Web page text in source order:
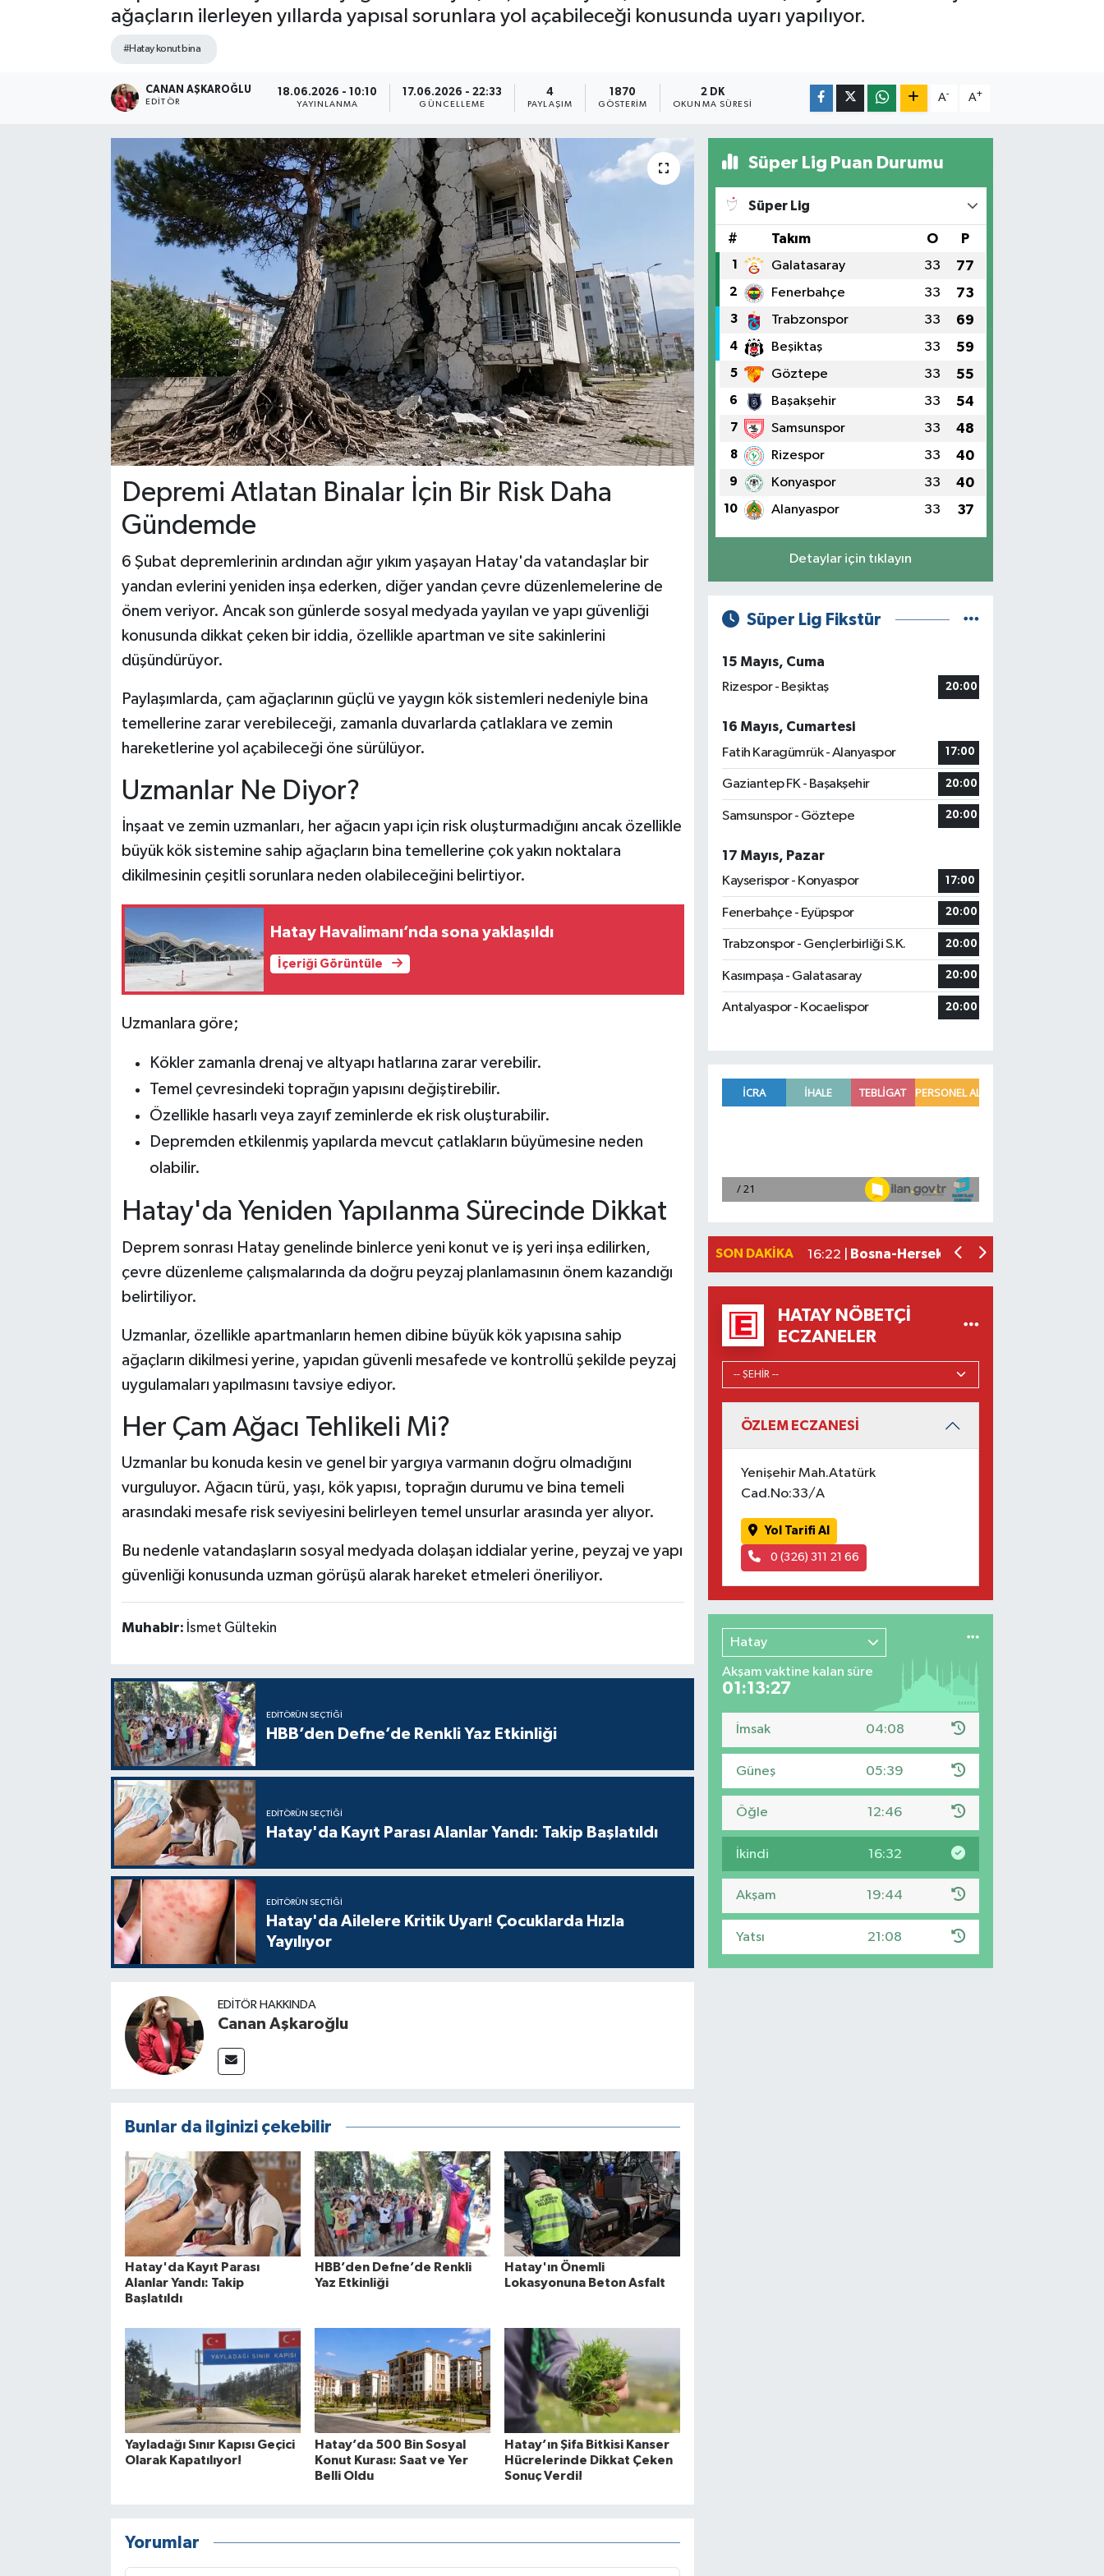
ağaçların ilerleyen yıllarda yapısal sorunlara yol açabileceği konusunda uyarı yapılıyor.
#Hatay konut bina
CANAN AŞKAROĞLU
EDITÖR
18.06.2026 - 10:10
YAYINLANMA
17.06.2026 - 22:33
GÜNCELLEME
4
PAYLAŞIM
1870
GÖSTERIM
2 DK
OKUNMA SÜRESI
A- A+
Depremi Atlatan Binalar İçin Bir Risk Daha
Gündemde
6 Şubat depremlerinin ardından ağır yıkım yaşayan Hatay'da vatandaşlar bir
yandan evlerini yeniden inşa ederken, diğer yandan çevre düzenlemelerine de
önem veriyor. Ancak son günlerde sosyal medyada yayılan ve yapı güvenliği
konusunda dikkat çeken bir iddia, özellikle apartman ve site sakinlerini
düşündürüyor.
Paylaşımlarda, çam ağaçlarının güçlü ve yaygın kök sistemleri nedeniyle bina
temellerine zarar verebileceği, zamanla duvarlarda çatlaklara ve zemin
hareketlerine yol açabileceği öne sürülüyor.
Uzmanlar Ne Diyor?
İnşaat ve zemin uzmanları, her ağacın yapı için risk oluşturmadığını ancak özellikle
büyük kök sistemine sahip ağaçların bina temellerine çok yakın noktalara
dikilmesinin çeşitli sorunlara neden olabileceğini belirtiyor.
Hatay Havalimanı’nda sona yaklaşıldı
İçeriği Görüntüle
Uzmanlara göre;
Kökler zamanla drenaj ve altyapı hatlarına zarar verebilir.
Temel çevresindeki toprağın yapısını değiştirebilir.
Özellikle hasarlı veya zayıf zeminlerde ek risk oluşturabilir.
Depremden etkilenmiş yapılarda mevcut çatlakların büyümesine neden
olabilir.
Hatay'da Yeniden Yapılanma Sürecinde Dikkat
Deprem sonrası Hatay genelinde binlerce yeni konut ve iş yeri inşa edilirken,
çevre düzenleme çalışmalarında da doğru peyzaj planlamasının önem kazandığı
belirtiliyor.
Uzmanlar, özellikle apartmanların hemen dibine büyük kök yapısına sahip
ağaçların dikilmesi yerine, yapıdan güvenli mesafede ve kontrollü şekilde peyzaj
uygulamaları yapılmasını tavsiye ediyor.
Her Çam Ağacı Tehlikeli Mi?
Uzmanlar bu konuda kesin ve genel bir yargıya varmanın doğru olmadığını
vurguluyor. Ağacın türü, yaşı, kök yapısı, toprağın durumu ve bina temeli
arasındaki mesafe risk seviyesini belirleyen temel unsurlar arasında yer alıyor.
Bu nedenle vatandaşların sosyal medyada dolaşan iddialar yerine, peyzaj ve yapı
güvenliği konusunda uzman görüşü alarak hareket etmeleri öneriliyor.
Muhabir: İsmet Gültekin
EDITÖRÜN SEÇTIĞI
HBB’den Defne’de Renkli Yaz Etkinliği
EDITÖRÜN SEÇTIĞI
Hatay'da Kayıt Parası Alanlar Yandı: Takip Başlatıldı
EDITÖRÜN SEÇTIĞI
Hatay'da Ailelere Kritik Uyarı! Çocuklarda Hızla
Yayılıyor
EDITÖR HAKKINDA
Canan Aşkaroğlu
Bunlar da ilginizi çekebilir
Hatay'da Kayıt Parası
Alanlar Yandı: Takip
Başlatıldı
HBB’den Defne’de Renkli
Yaz Etkinliği
Hatay'ın Önemli
Lokasyonuna Beton Asfalt
Yayladağı Sınır Kapısı Geçici
Olarak Kapatılıyor!
Hatay’da 500 Bin Sosyal
Konut Kurası: Saat ve Yer
Belli Oldu
Hatay’ın Şifa Bitkisi Kanser
Hücrelerinde Dikkat Çeken
Sonuç Verdi!
Yorumlar
Süper Lig Puan Durumu
Süper Lig
# Takım O P
1 Galatasaray 33 77
2 Fenerbahçe 33 73
3 Trabzonspor 33 69
4 Beşiktaş 33 59
5 Göztepe 33 55
6 Başakşehir 33 54
7 Samsunspor 33 48
8 Rizespor 33 40
9 Konyaspor 33 40
10 Alanyaspor 33 37
Detaylar için tıklayın
Süper Lig Fikstür
15 Mayıs, Cuma
Rizespor - Beşiktaş
20:00
16 Mayıs, Cumartesi
Fatih Karagümrük - Alanyaspor
17:00
Gaziantep FK - Başakşehir 20:00
Samsunspor - Göztepe 20:00
17 Mayıs, Pazar
Kayserispor - Konyaspor
17:00
Fenerbahçe - Eyüpspor 20:00
Trabzonspor - Gençlerbirliği S.K. 20:00
Kasımpaşa - Galatasaray 20:00
Antalyaspor - Kocaelispor 20:00
SON DAKIKA
Adana'da ani kalp durmalarına karşı
16:22 |
Bosna-Hersek'ten yola çıkan 'Filistin
HATAY NÖBETÇI
ECZANELER
ÖZLEM ECZANESİ
Yenişehir Mah.Atatürk
Cad.No:33/A
Yol Tarifi Al
0 (326) 311 21 66
Hatay
Akşam vaktine kalan süre
01:13:26
İmsak 04:08
Güneş 05:39
Öğle 12:46
İkindi 16:32
Akşam 19:44
Yatsı 21:08